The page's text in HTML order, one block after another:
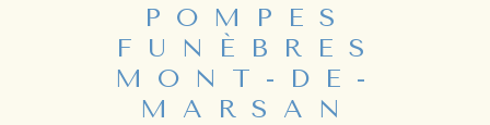
POMPES
FUNÈBRES
MONT-DE-
MARSAN